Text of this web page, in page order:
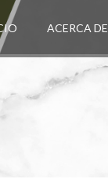
ACERCA DE